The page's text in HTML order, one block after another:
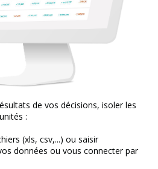
de vos décisions, isoler les
:
(xls, csv,...) ou saisir
données ou vous connecter par